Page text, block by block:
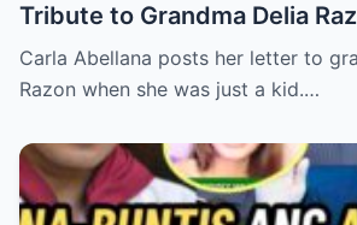
Tribute to Grandma Delia
You in Tears!
Carla Abellana posts her letter to
Razon when she was just a kid.…